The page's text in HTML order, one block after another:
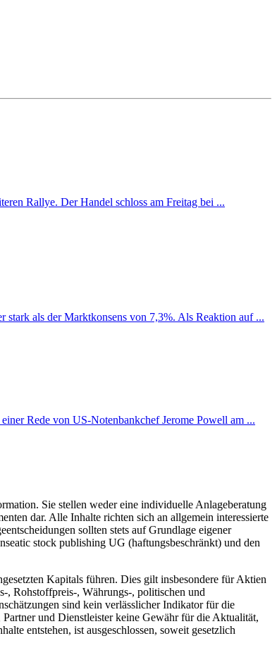
Rallye. Der Handel schloss am Freitag bei ...
als der Marktkonsens von 7,3%. Als Reaktion auf ...
Rede von US-Notenbankchef Jerome Powell am ...
Sie stellen weder eine individuelle Anlageberatung
dar. Alle Inhalte richten sich an allgemein interessierte
sollten stets auf Grundlage eigener
stock publishing UG (haftungsbeschränkt) und den
Kapitals führen. Dies gilt insbesondere für Aktien
, Rohstoffpreis-, Währungs-, politischen und
sind kein verlässlicher Indikator für die
und Dienstleister keine Gewähr für die Aktualität,
entstehen, ist ausgeschlossen, soweit gesetzlich